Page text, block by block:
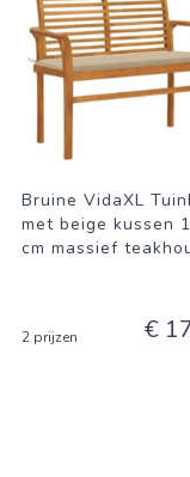
Bruine VidaXL
met beige kussen
cm massief
2 prijzen €